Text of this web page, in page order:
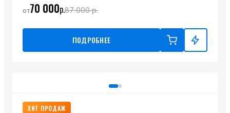
от70 000р.87 000р.
ПОДРОБНЕЕ
ХИТ ПРОДАЖ